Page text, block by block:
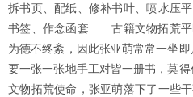
拆书页、配纸、修补书叶、喷水压
书签、作念函套……古籍文物拓荒
为德不终紊，因此张亚萌常常一坐
要一张一张地手工对皆一册书，莫
文物拓荒使命，张亚萌落下了一些